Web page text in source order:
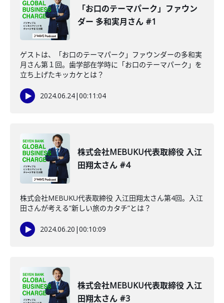
「お口のテーマパーク」ファウン
ダー 多和実月さん #1
ゲストは、「お口のテーマパーク」ファウンダーの多和実
月さん第１回。歯学部在学時に「お口のテーマパーク」を
立ち上げたキッカケとは？
2024.06.24|00:11:04
株式会社MEBUKU代表取締役 入江
田翔太さん #4
株式会社MEBUKU代表取締役 入江田翔太さん第4回。入江
田さんが考える”新しい旅のカタチ”とは？
2024.06.20 |00:10:09
株式会社MEBUKU代表取締役 入江
田翔太さん #3